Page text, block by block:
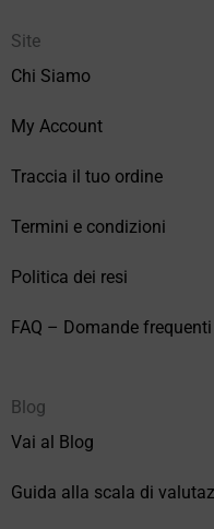
Site
Chi Siamo
My Account
Traccia il tuo ordine
Termini e condizioni
Politica dei resi
FAQ – Domande frequenti
Blog
Vai al Blog
Guida alla scala di